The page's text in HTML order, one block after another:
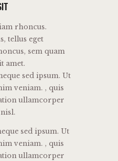
rhoncus.
tellus eget
sem quam
amet.
sed ipsum. Ut
veniam. , quis
ullamcorper
sed ipsum. Ut
veniam. , quis
ullamcorper